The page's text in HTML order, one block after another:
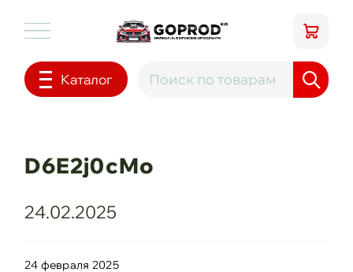
Каталог
D6E2j0cMo
24.02.2025
24 февраля 2025